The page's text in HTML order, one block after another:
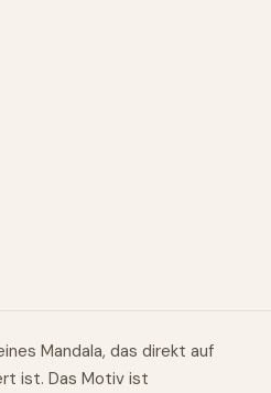
Mandala, das direkt auf
ist. Das Motiv ist